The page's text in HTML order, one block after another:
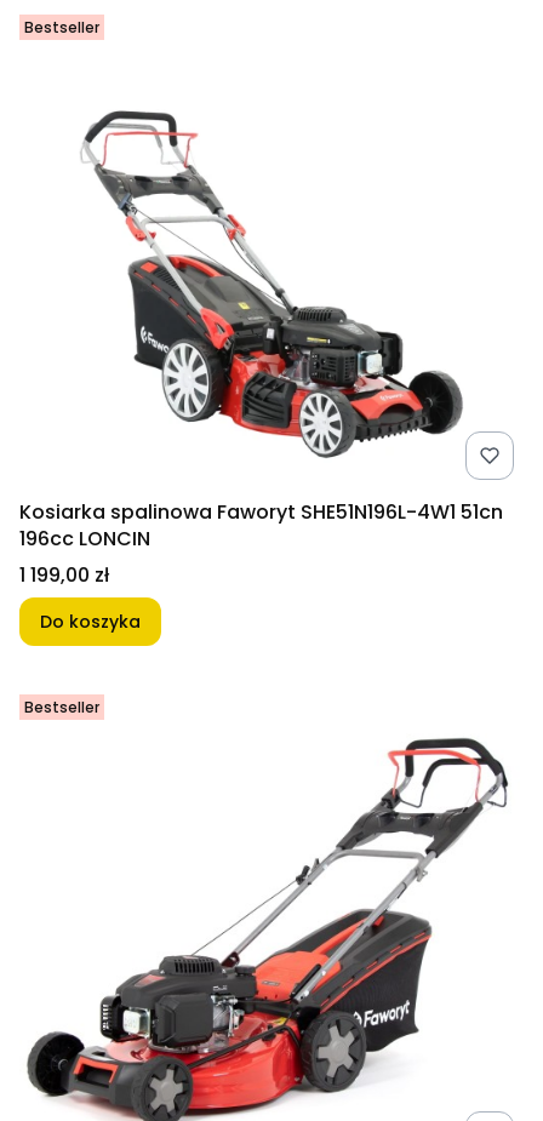
Bestseller
Kosiarka spalinowa Faworyt SHE51N196L-4W1 51cn
196cc LONCIN
Cena
1 199,00 zł
Do koszyka
Bestseller